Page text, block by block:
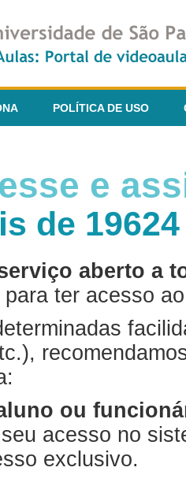
POLÍTICA DE USO
e
de
aberto a
ter acesso
ou
acesso no
exclusivo.